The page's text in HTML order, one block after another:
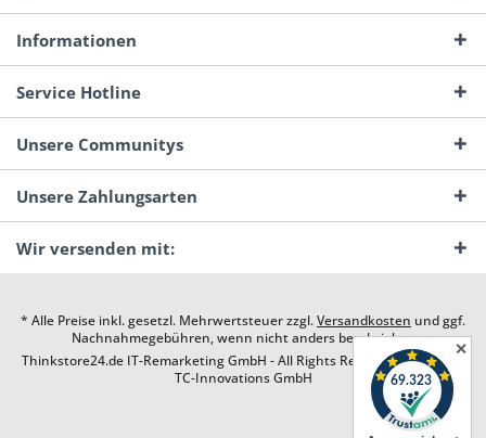
Informationen
Service Hotline
Unsere Communitys
Unsere Zahlungsarten
Wir versenden mit:
* Alle Preise inkl. gesetzl. Mehrwertsteuer zzgl.Versandkosten und ggf.
Nachnahmegebühren, wenn nicht anders beschrieben
Thinkstore24.de IT-Remarketing GmbH - All Rights Reserved. Design by
TC-Innovations GmbH
✕